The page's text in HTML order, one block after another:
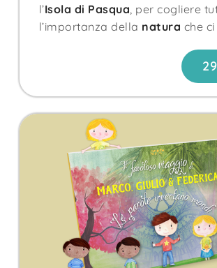
l’Isola di Pasqua, per cogliere
l’importanza della natura che